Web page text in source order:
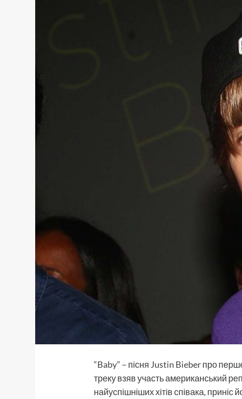
“Baby” – пісня Justin Bieberпро
треку взяв участь американський
найуспішніших хітів співака,